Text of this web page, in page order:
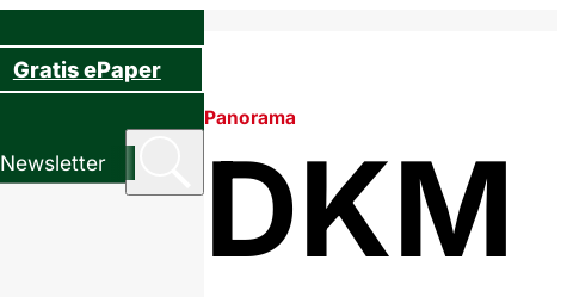
Gratis ePaper
Newsletter
Panorama
DKM